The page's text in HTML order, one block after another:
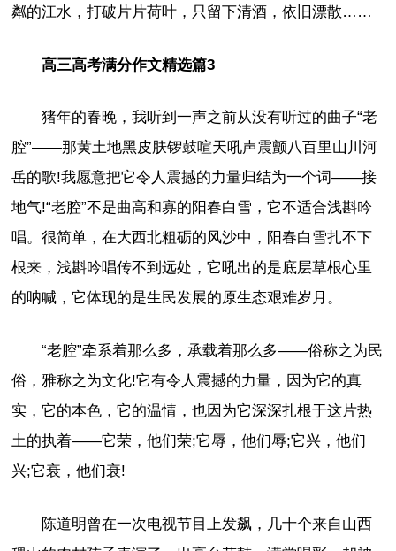
粼的江水，打破片片荷叶，只留下清酒，依旧漂散……
高三高考满分作文精选篇3
猪年的春晚，我听到一声之前从没有听过的曲子“老
腔”——那黄土地黑皮肤锣鼓喧天吼声震颤八百里山川河
岳的歌!我愿意把它令人震撼的力量归结为一个词——接
地气!“老腔”不是曲高和寡的阳春白雪，它不适合浅斟吟
唱。很简单，在大西北粗砺的风沙中，阳春白雪扎不下
根来，浅斟吟唱传不到远处，它吼出的是底层草根心里
的呐喊，它体现的是生民发展的原生态艰难岁月。
“老腔”牵系着那么多，承载着那么多——俗称之为民
俗，雅称之为文化!它有令人震撼的力量，因为它的真
实，它的本色，它的温情，也因为它深深扎根于这片热
土的执着——它荣，他们荣;它辱，他们辱;它兴，他们
兴;它衰，他们衰!
陈道明曾在一次电视节目上发飙，几十个来自山西